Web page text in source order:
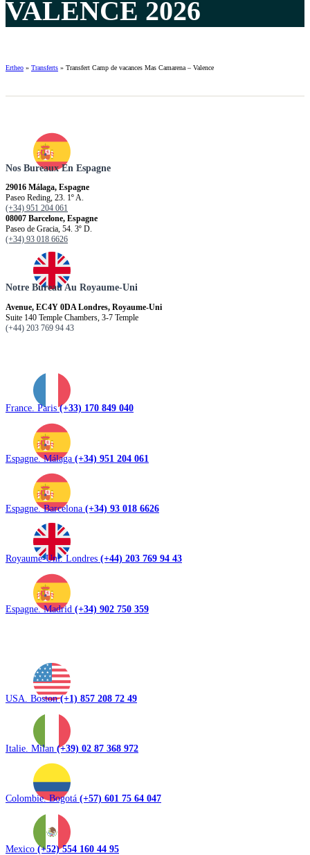
VALENCE 2026
Ertheo » Transferts » Transfert Camp de vacances Mas Camarena – Valence
Nos Bureaux En Espagne
29016 Málaga, Espagne
Paseo Reding, 23. 1º A.
(+34) 951 204 061
08007 Barcelone, Espagne
Paseo de Gracia, 54. 3º D.
(+34) 93 018 6626
Notre Bureau Au Royaume-Uni
Avenue, EC4Y 0DA Londres, Royaume-Uni
Suite 140 Temple Chambers, 3-7 Temple
(+44) 203 769 94 43
France. Paris(+33) 170 849 040
Espagne. Málaga (+34) 951 204 061
Espagne. Barcelona (+34) 93 018 6626
Royaume-Uni. Londres (+44) 203 769 94 43
Espagne. Madrid (+34) 902 750 359
USA. Boston(+1) 857 208 72 49
Italie. Milan (+39) 02 87 368 972
Colombie. Bogotá (+57) 601 75 64 047
Mexico (+52) 554 160 44 95